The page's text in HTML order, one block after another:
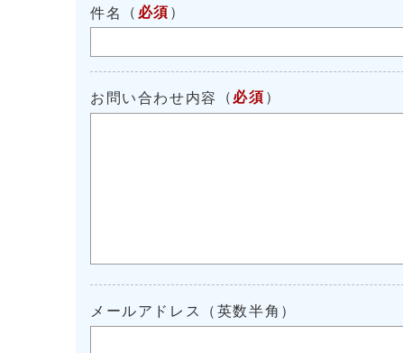
件名 （ 必須 ）
お問い合わせ内容 （ 必須 ）
メールアドレス（英数半角）